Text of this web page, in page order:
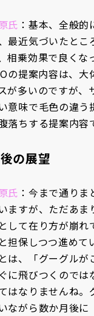
氏 ：基本、全般
最近気づいたとこ
相乗効果で良くな
の提案内容は、
が多いのですが、
意味で毛色の違う
落ちする提案内容
の展望
氏 ：今まで通り
ますが、ただあま
して在り方が崩れ
担保しつつ進めて
は、「グーグルが
に飛びつくのでは
はなりませんね。
ながら数か月後に